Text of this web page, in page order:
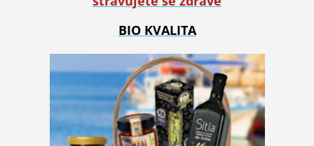
BIO KVALITA